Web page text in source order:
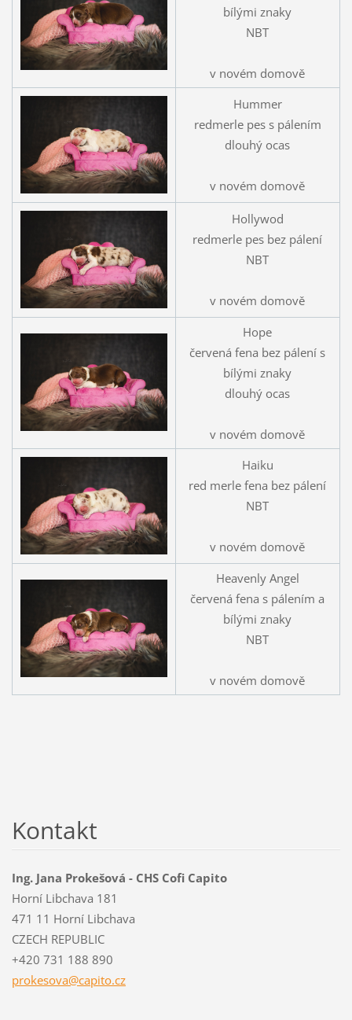
bílými znaky
NBT
v novém domově
Hummer
redmerle pes s pálením
dlouhý ocas
v novém domově
Hollywod
redmerle pes bez pálení
NBT
v novém domově
Hope
červená fena bez pálení s
bílými znaky
dlouhý ocas
v novém domově
Haiku
red merle fena bez pálení
NBT
v novém domově
Heavenly Angel
červená fena s pálením a
bílými znaky
NBT
v novém domově
Kontakt
Ing. Jana Prokešová - CHS Cofi Capito
Horní Libchava 181
471 11 Horní Libchava
CZECH REPUBLIC
+420 731 188 890
prokesova@capito.cz